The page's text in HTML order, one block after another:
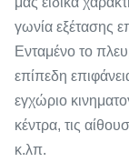
γωνία εξέτασης
Ενταμένο το
επίπεδη
εγχώριο
κέντρα, τις
κ.λπ.